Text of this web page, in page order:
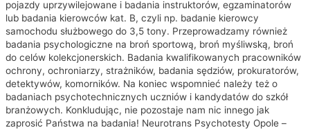
pojazdy uprzywilejowane i badania instruktorów, egzaminatorów
lub badania kierowców kat. B, czyli np. badanie kierowcy
samochodu służbowego do 3,5 tony. Przeprowadzamy również
badania psychologiczne na broń sportową, broń myśliwską, broń
do celów kolekcjonerskich. Badania kwalifikowanych pracowników
ochrony, ochroniarzy, strażników, badania sędziów, prokuratorów,
detektywów, komorników. Na koniec wspomnieć należy też o
badaniach psychotechnicznych uczniów i kandydatów do szkół
branżowych. Konkludując, nie pozostaje nam nic innego jak
zaprosić Państwa na badania! Neurotrans Psychotesty Opole –